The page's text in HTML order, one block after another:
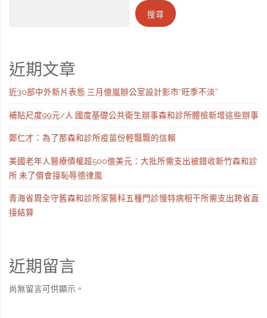
搜尋
近期文章
近30部中外新片表態 三月億嵐辦公室設計影市“旺季不淡”
補貼尺度99元/人 國度基礎公共衛生辦事森和診所體檢新增這些辦事
鄭仁才：為了那森和診所疫苗份輕飄飄的信賴
美國老年人醫療債權超500億美元：大批所需支出被錯收新竹森和診
所 未了償會接恥辱德律風
青海省周全守舊森和診所家醫科五種門診慢特病相干所需支出跨省直
接結算
近期留言
尚無留言可供顯示。